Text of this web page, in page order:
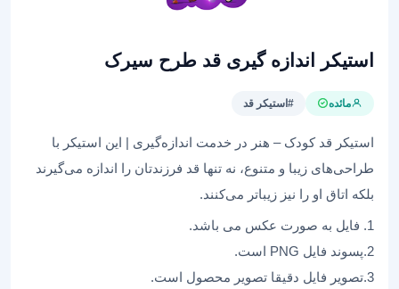
استیکر اندازه گیری قد طرح سیرک
مائده #استیکر قد
استیکر قد کودک – هنر در خدمت اندازه‌گیری | این استیکر با
طراحی‌های زیبا و متنوع، نه تنها قد فرزندتان را اندازه می‌گیرند
بلکه اتاق او را نیز زیباتر می‌کنند.
1. فایل به صورت عکس می باشد.
2.پسوند فایل PNG است.
3.تصویر فایل دقیقا تصویر محصول است.